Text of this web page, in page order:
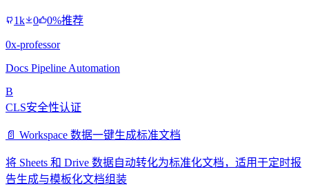
1k 0 0%推荐
0x-professor
Docs Pipeline Automation
B
CLS安全性认证
📄 Workspace 数据一键生成标准文档
将 Sheets 和 Drive 数据自动转化为标准化文档，适用于定时报
告生成与模板化文档组装